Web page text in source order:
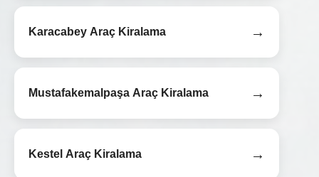
Karacabey Araç Kiralama →
Mustafakemalpaşa Araç Kiralama →
Kestel Araç Kiralama →